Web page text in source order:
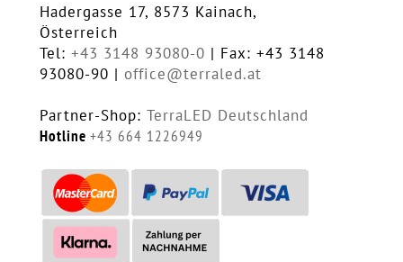
Hadergasse 17, 8573 Kainach,
Österreich
Tel: +43 3148 93080-0 | Fax: +43 3148
93080-90 | office@terraled.at
Partner-Shop: TerraLED Deutschland
Hotline +43 664 1226949